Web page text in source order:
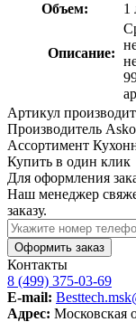
Объем:
1
Описание:
Артикул
Производитель Asko
Ассортимент
Купить в один клик
Для оформления
Наш менеджер
заказу.
Оформить заказ
Контакты
8 (499) 375-03-69
E-mail:
Адрес: Московская